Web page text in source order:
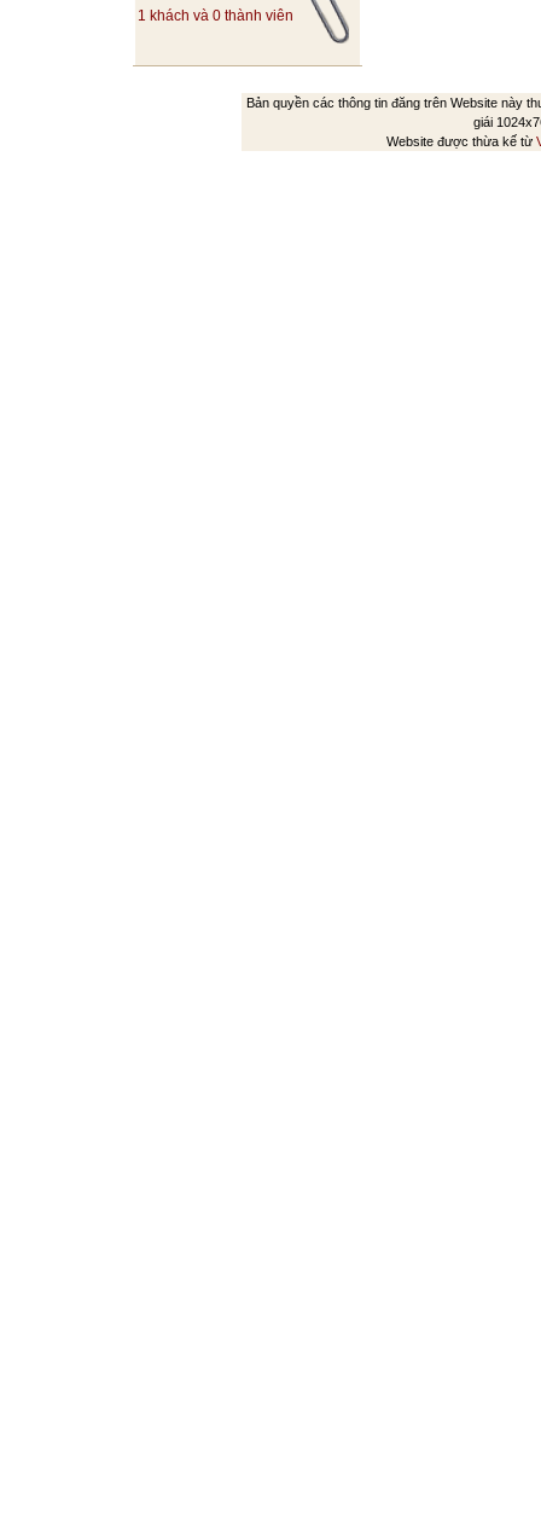
1 khách và 0 thành viên
Bản quyền các thông tin đăng trên Website này
giái
Website được thừa kế từ